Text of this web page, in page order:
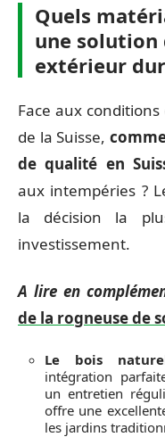
Quels
une solution
extérieur
Face aux
de la Suisse,
de qualité en
aux intempéries ?
la décision la
investissement.
A lire en
de la rogneuse de
Le bois
intégration
un entretien
offre une
les jardins